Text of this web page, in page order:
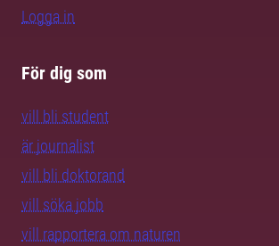
Logga in
För dig som
vill bli student
är journalist
vill bli doktorand
vill söka jobb
vill rapportera om naturen